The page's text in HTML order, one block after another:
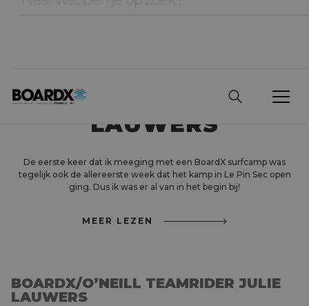
TEAMRIDER JULIE
LAUWERS
De eerste keer dat ik meeging met een BoardX surfcamp was
tegelijk ook de allereerste week dat het kamp in Le Pin Sec open
ging. Dus ik was er al van in het begin bij!
MEER LEZEN
BOARDX/O’NEILL TEAMRIDER JULIE
LAUWERS